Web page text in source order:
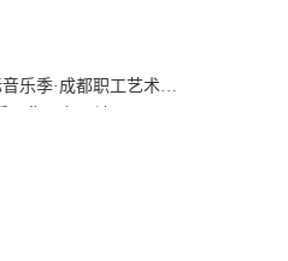
乐季·成都职工艺术之